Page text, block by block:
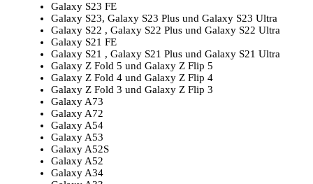
Galaxy S23 FE
Galaxy S23, Galaxy S23 Plus und Galaxy S23 Ultra
Galaxy S22 , Galaxy S22 Plus und Galaxy S22 Ultra
Galaxy S21 FE
Galaxy S21 , Galaxy S21 Plus und Galaxy S21 Ultra
Galaxy Z Fold 5 und Galaxy Z Flip 5
Galaxy Z Fold 4 und Galaxy Z Flip 4
Galaxy Z Fold 3 und Galaxy Z Flip 3
Galaxy A73
Galaxy A72
Galaxy A54
Galaxy A53
Galaxy A52S
Galaxy A52
Galaxy A34